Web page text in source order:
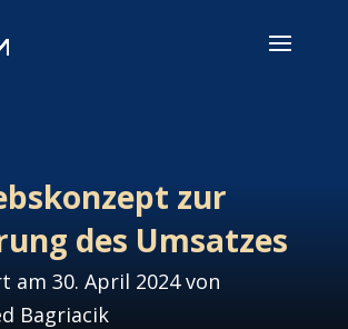
zur
des Umsatzes
am 30. April 2024 von
Bagriacik